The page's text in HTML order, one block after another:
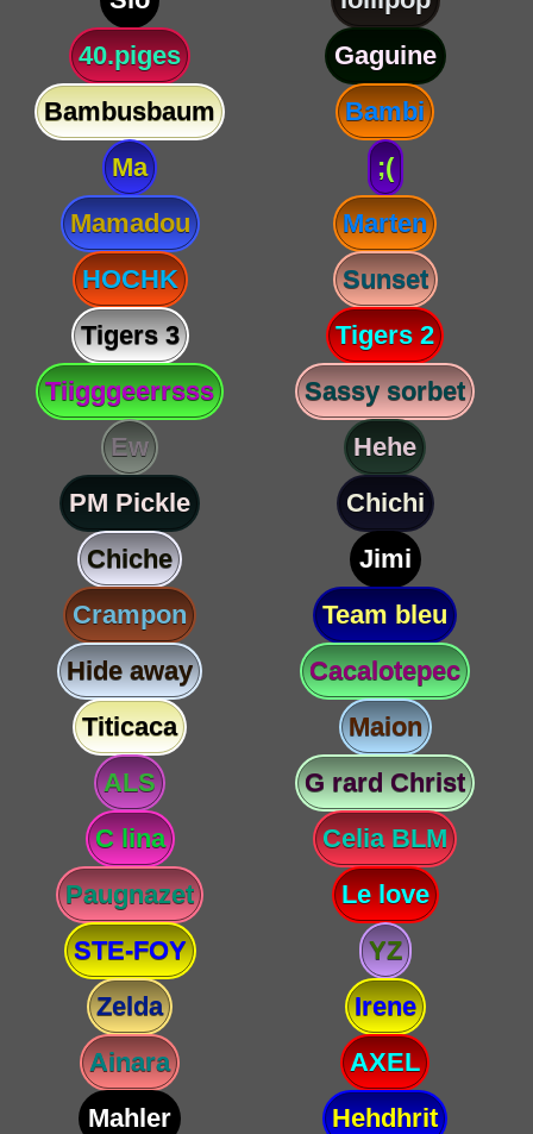
40.piges
Gaguine
Bambusbaum
Bambi
Ma
;(
Mamadou
Marten
HOCHK
Sunset
Tigers 3
Tigers 2
Tiigggeerrsss
Sassy sorbet
Ew
Hehe
PM Pickle
Chichi
Chiche
Jimi
Crampon
Team bleu
Hide away
Cacalotepec
Titicaca
Maion
ALS
G rard Christ
C lina
Celia BLM
Paugnazet
Le love
STE-FOY
YZ
Zelda
Irene
Ainara
AXEL
Mahler
Hehdhrit